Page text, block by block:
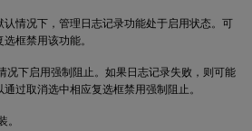
认情况下，管理日志记录功能处于启用状态。可
框禁用该功能。
况下启用强制阻止。如果日志记录失败，则可能
过取消选中相应复选框禁用强制阻止。
。